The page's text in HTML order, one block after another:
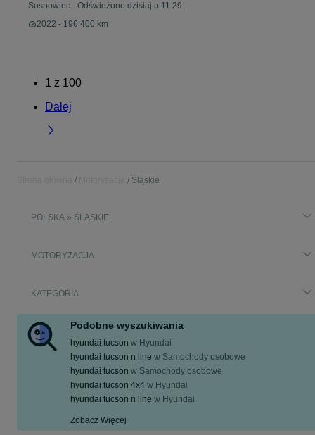
Sosnowiec - Odświeżono dzisiaj o 11:29
2022 - 196 400 km
1 z 100
Dalej
Śląskie
POLSKA » ŚLĄSKIE
MOTORYZACJA
KATEGORIA
Podobne wyszukiwania
hyundai tucson w Hyundai
hyundai tucson n line w Samochody osobowe
hyundai tucson w Samochody osobowe
hyundai tucson 4x4 w Hyundai
hyundai tucson n line w Hyundai
Zobacz Więcej